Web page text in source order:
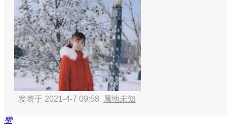
发表于 2021-4-7 09:58 属地未知
赞